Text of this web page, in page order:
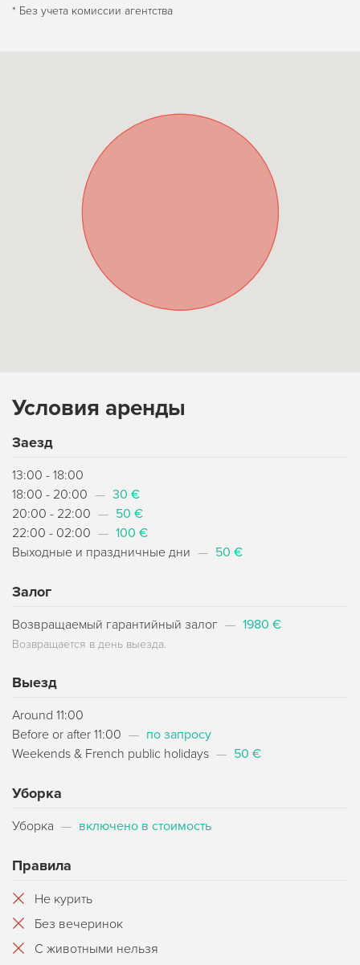
* Без учета комиссии агентства
Условия аренды
Заезд
13:00 - 18:00
18:00 - 20:00 — 30 €
20:00 - 22:00 — 50 €
22:00 - 02:00 — 100 €
Выходные и праздничные дни — 50 €
Залог
Возвращаемый гарантийный залог — 1980 €
Возвращается в день выезда.
Выезд
Around 11:00
Before or after 11:00 — по запросу
Weekends & French public holidays — 50 €
Уборка
Уборка — включено в стоимость
Правила
Не курить
Без вечеринок
С животными нельзя